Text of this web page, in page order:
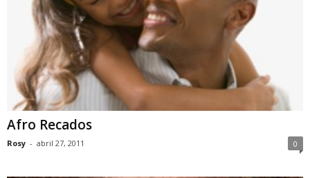
Afro Recados
Rosy - abril 27, 2011 0